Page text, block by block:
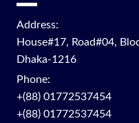
Address:
House#17, Road#04,
Dhaka-1216
Phone:
+(88) 01772537454
+(88) 01772537454